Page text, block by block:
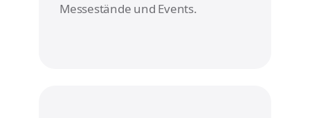
Messestände und Events.